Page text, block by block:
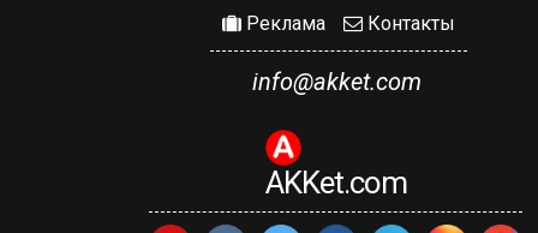
Реклама Контакты
info@akket.com
AKKet.com